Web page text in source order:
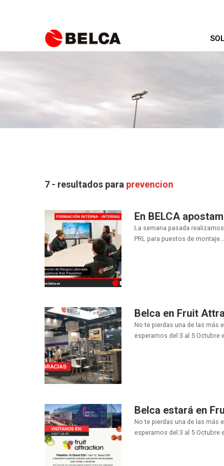
7 - resultados para prevencion
En BELCA
La semana pasada
PRL para puestos de
Belca en Fruit
No te pierdas una de las más
esperamos del 3 al 5 Octubre
Belca estará en
No te pierdas una de las más
esperamos del 3 al 5 Octubre